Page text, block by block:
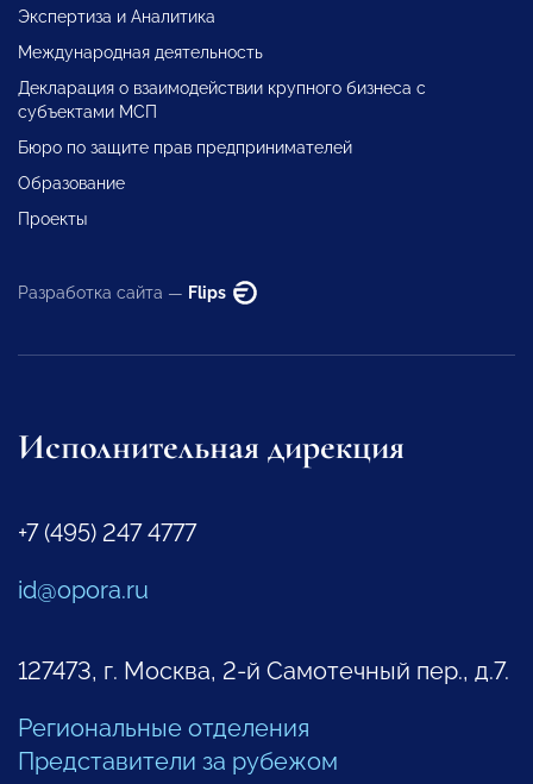
Экспертиза и Аналитика
Международная деятельность
Декларация о взаимодействии крупного бизнеса с
субъектами МСП
Бюро по защите прав предпринимателей
Образование
Проекты
Разработка сайта — Flips
Исполнительная дирекция
+7 (495) 247 4777
id@opora.ru
127473, г. Москва, 2-й Самотечный пер., д.7.
Региональные отделения
Представители за рубежом